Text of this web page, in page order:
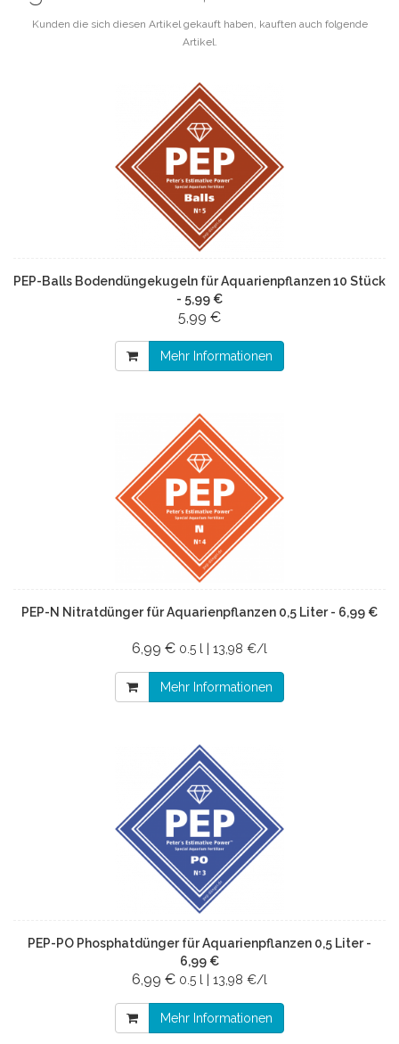
Kunden die sich diesen Artikel gekauft haben, kauften auch folgende
Artikel.
PEP-Balls Bodendüngekugeln für Aquarienpflanzen 10 Stück
- 5,99 €
5,99 €
Mehr Informationen
PEP-N Nitratdünger für Aquarienpflanzen 0,5 Liter - 6,99 €
6,99 € 0.5 l | 13,98 €/l
Mehr Informationen
PEP-PO Phosphatdünger für Aquarienpflanzen 0,5 Liter -
6,99 €
6,99 € 0.5 l | 13,98 €/l
Mehr Informationen